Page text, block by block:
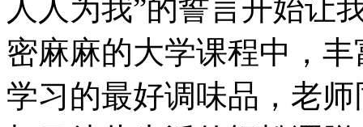
人人为我”的誓言开始让
密麻麻的大学课程中，
学习的最好调味品，老